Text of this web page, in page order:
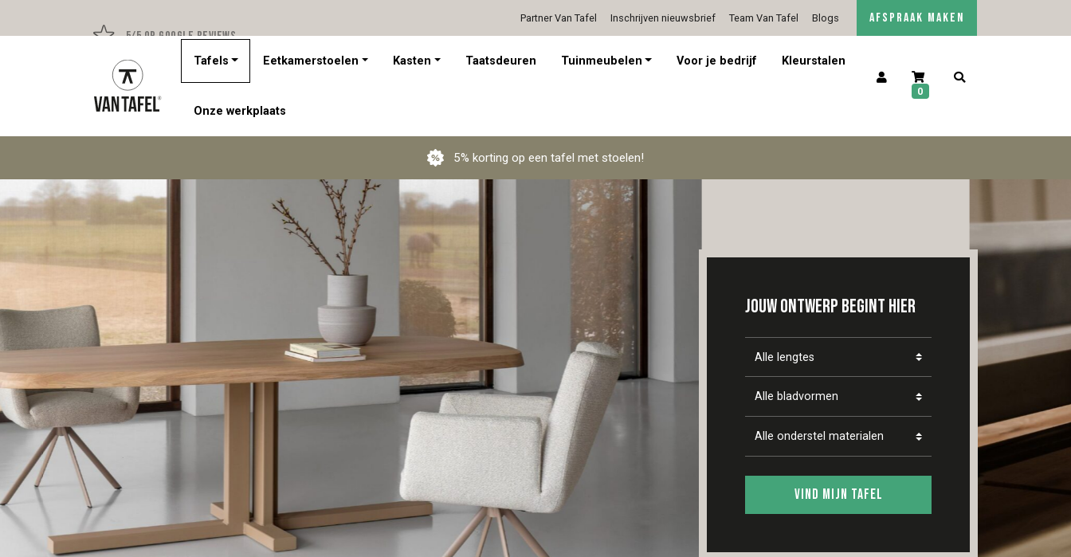
5/5 op Google Reviews Persoonlijk advies op afspraak 5/5 op Google Reviews
Partner Van Tafel Inschrijven nieuwsbrief Team Van Tafel Blogs
Contact
AFSPRAAK MAKEN
Tafels Eetkamerstoelen Kasten Taatsdeuren Tuinmeubelen Voor je bedrijf Kleurstalen
Onze werkplaats
0
5% korting op een tafel met stoelen!
Jouw ontwerp begint hier